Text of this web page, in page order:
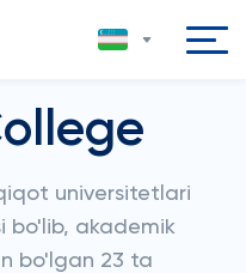
universitetlari
bo'lib, akademik
bo'lgan 23 ta